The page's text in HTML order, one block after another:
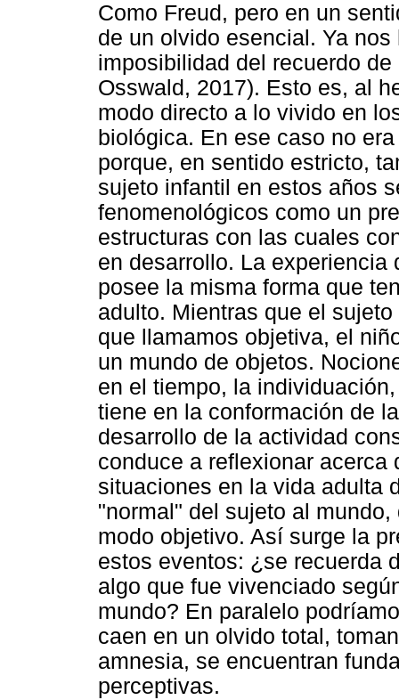
Como Freud, pero en un
de un olvido esencial. Ya
imposibilidad del recuerdo
Osswald, 2017). Esto es, al
modo directo a lo vivido en
biológica. En ese caso no
porque, en sentido estricto,
sujeto infantil en estos años
fenomenológicos como un
estructuras con las cuales
en desarrollo. La
posee la misma forma que
adulto. Mientras que el
que llamamos objetiva, el
un mundo de objetos.
en el tiempo, la
tiene en la conformación de
desarrollo de la actividad
conduce a reflexionar
situaciones en la vida adulta
"normal" del sujeto al
modo objetivo. Así surge la
estos eventos: ¿se recuerda
algo que fue vivenciado
mundo? En paralelo
caen en un olvido total,
amnesia, se encuentran
perceptivas.